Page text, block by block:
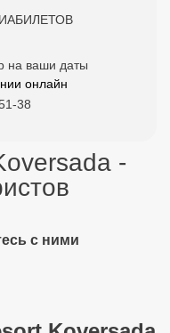
на ваши даты
онлайн
38
-
с ними